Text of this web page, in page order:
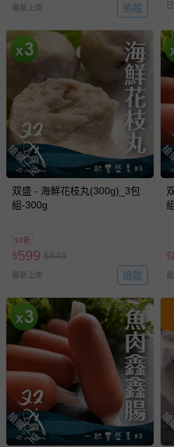
部分商品依據消費者保護法的
豫期範圍：
易於腐敗、保存期限較短
商品、食品等）。
客製化商品（例如客製生日
報紙、期刊或雜誌（惟書
新費用）。
經消費者拆封之影音商品
等）。
非以有形媒介提供之數位
已拆封之以下類型商品：
-個人衛生用品（例如尿布
墊、寢具類等）。
-新生兒親膚衣物（嬰幼兒
褲、紗布衣等）。
-接觸性孕哺產品（奶嘴
帶束縛衣、餐搖椅等）。
-其他原廠盒裝商品封口處
示字句等說明貼紙、封條者
國際航空、客運、訂房等
相關的退換貨辦理流程，可詳
最新上架 追蹤
搶購一空
双盛 - 海鮮花枝丸(300g)_3包
組-300g
92折
$599 $649
最新上架 追蹤
$
搶購一空